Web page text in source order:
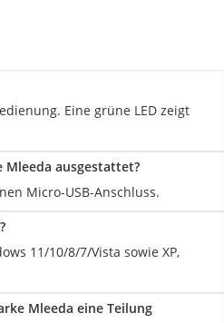
Eine grüne LED zeigt
Mleeda ausgestattet?
Micro-USB-Anschluss.
11/10/8/7/Vista sowie XP,
Mleeda eine Teilung